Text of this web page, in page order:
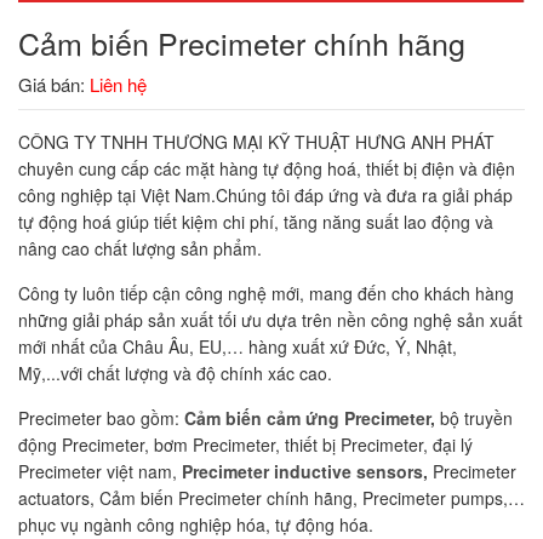
Cảm biến Precimeter chính hãng
Giá bán: Liên hệ
CÔNG TY TNHH THƯƠNG MẠI KỸ THUẬT HƯNG ANH PHÁT
chuyên cung cấp các mặt hàng tự động hoá, thiết bị điện và điện
công nghiệp tại Việt Nam.Chúng tôi đáp ứng và đưa ra giải pháp
tự động hoá giúp tiết kiệm chi phí, tăng năng suất lao động và
nâng cao chất lượng sản phẩm.
Công ty luôn tiếp cận công nghệ mới, mang đến cho khách hàng
những giải pháp sản xuất tối ưu dựa trên nền công nghệ sản xuất
mới nhất của Châu Âu, EU,… hàng xuất xứ Đức, Ý, Nhật,
Mỹ,...với chất lượng và độ chính xác cao.
Precimeter bao gồm: Cảm biến cảm ứng Precimeter, bộ truyền
động Precimeter, bơm Precimeter, thiết bị Precimeter, đại lý
Precimeter việt nam, Precimeter inductive sensors, Precimeter
actuators, Cảm biến Precimeter chính hãng, Precimeter pumps,…
phục vụ ngành công nghiệp hóa, tự động hóa.